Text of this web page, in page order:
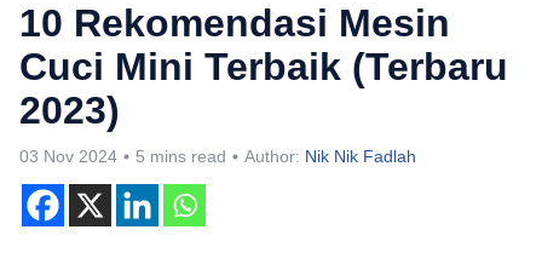
10 Rekomendasi Mesin
Cuci Mini Terbaik (Terbaru
2023)
03 Nov 2024 5 mins read Author: Nik Nik Fadlah